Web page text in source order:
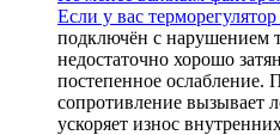
Если у вас
подключён с нарушением
недостаточно хорошо
постепенное ослабление.
сопротивление вызывает
ускоряет износ